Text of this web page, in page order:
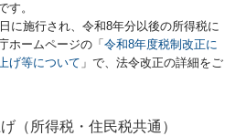
す。
に施行され、令和8年分以後の所得税に
ホームページの「 令和8年度税制改正に
げ等について 」で、法令改正の詳細をご
（所得税・住民税共通）